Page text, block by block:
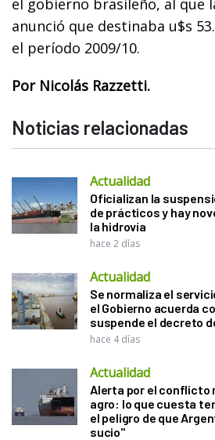
el gobierno brasileño, al que
anunció que destinaba u$s
el período 2009/10.
Por Nicolás Razzetti.
Noticias relacionadas
Actualidad
Oficializan la
de prácticos y hay
la hidrovía
hace 2 días
Actualidad
Se normaliza el
el Gobierno acuerda
suspende el decreto
hace 4 días
Actualidad
Alerta por el conflicto
agro: lo que cuesta
el peligro de que
sucio"